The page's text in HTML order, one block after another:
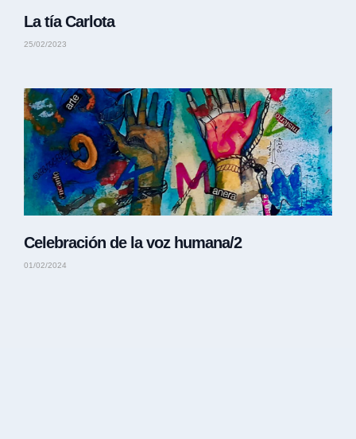
La tía Carlota
25/02/2023
Celebración de la voz humana/2
01/02/2024